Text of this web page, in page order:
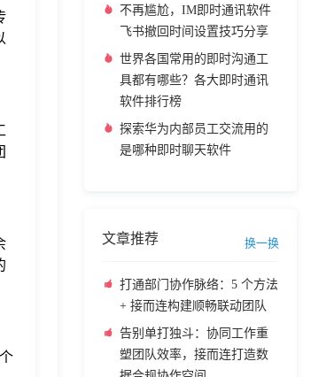
不再尴尬，IM即时通讯软件
飞书撤回时间设置技巧分享
世界各国常用的即时沟通工
具都有哪些？各大即时通讯
软件排行榜
探索华为内部员工交流用的
是哪种即时聊天软件
文章推荐 换一换
打通部门协作脉络：5 个方法
+ 接而连构建顺畅联动团队
告别单打独斗：协同工作重
塑团队效率，接而连打造数